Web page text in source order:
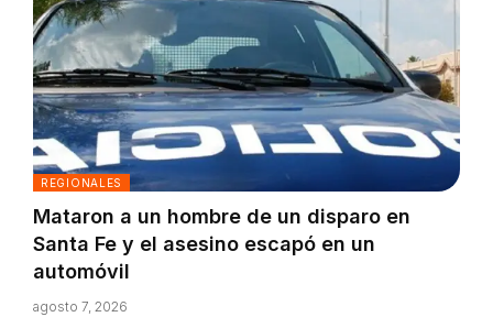
REGIONALES
Mataron a un hombre de un disparo en
Santa Fe y el asesino escapó en un
automóvil
agosto 7, 2026